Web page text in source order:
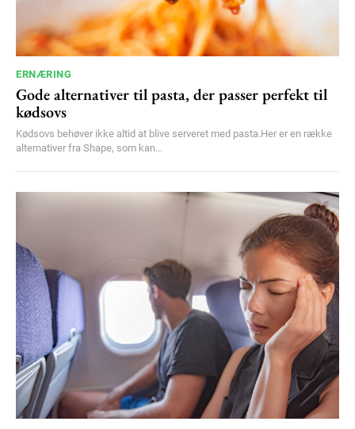
ERNÆRING
Gode alternativer til pasta, der passer perfekt til
kødsovs
Kødsovs behøver ikke altid at blive serveret med pasta.Her er en række
alternativer fra Shape, som kan...